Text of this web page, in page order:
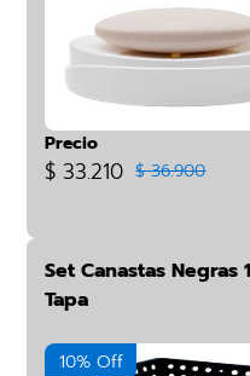
Precio
$ 33.210 $ 36.900
Set Canastas Negras
Tapa
10% Off